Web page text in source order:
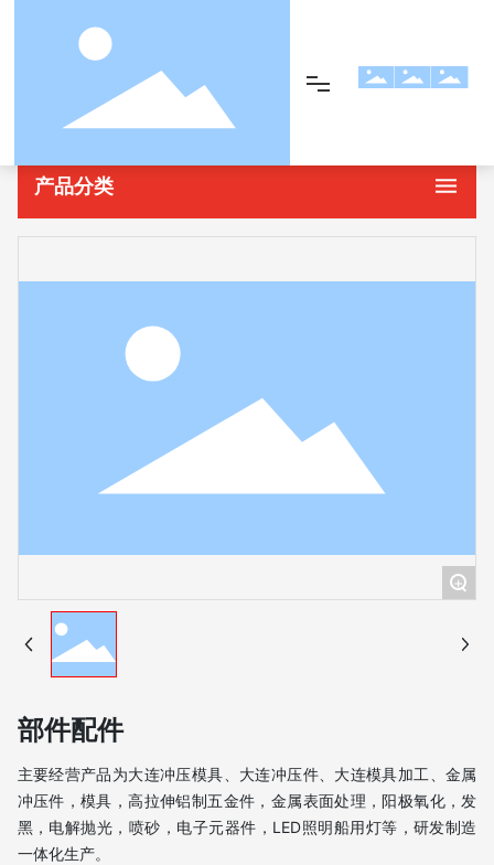
网站首页
产品展示 部件配件
产品分类
+
部件配件
主要经营产品为大连冲压模具、大连冲压件、大连模具加工、金属
冲压件，模具，高拉伸铝制五金件，金属表面处理，阳极氧化，发
黑，电解抛光，喷砂，电子元器件，LED照明船用灯等，研发制造
一体化生产。